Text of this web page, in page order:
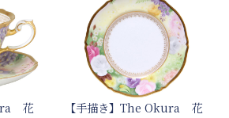
花
【手描き】The Okura 花